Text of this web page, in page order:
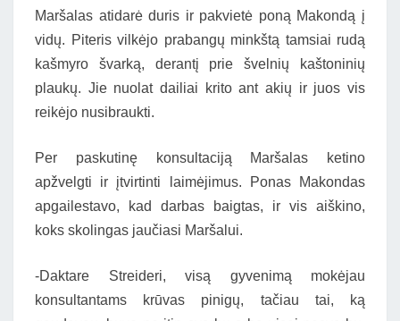
Maršalas atidarė duris ir pakvietė poną Makondą į
vidų. Piteris vilkėjo prabangų minkštą tamsiai rudą
kašmyro švarką, derantį prie švelnių kaštoninių
plaukų. Jie nuolat dailiai krito ant akių ir juos vis
reikėjo nusibraukti.
Per paskutinę konsultaciją Maršalas ketino
apžvelgti ir įtvirtinti laimėjimus. Ponas Makondas
apgailestavo, kad darbas baigtas, ir vis aiškino,
koks skolingas jaučiasi Maršalui.
-Daktare Streideri, visą gyvenimą mokėjau
konsultantams krūvas pinigų, tačiau tai, ką